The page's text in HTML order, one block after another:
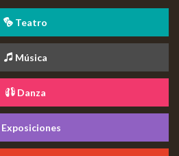
Teatro
Música
Danza
Exposiciones